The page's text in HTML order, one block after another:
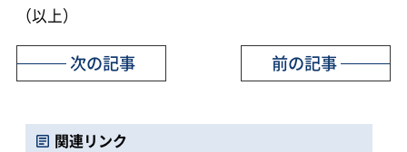
（以上）
前の記事
次の記事
関連リンク